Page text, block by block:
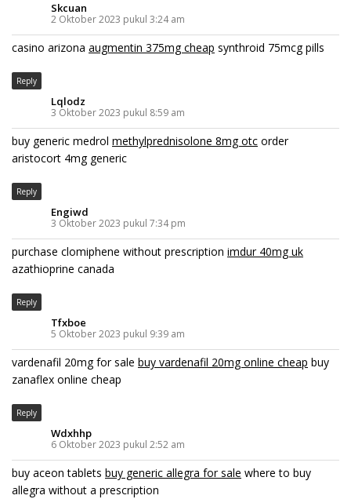
Skcuan
2 Oktober 2023 pukul 3:24 am
casino arizona augmentin 375mg cheap synthroid 75mcg pills
Reply
Lqlodz
3 Oktober 2023 pukul 8:59 am
buy generic medrol methylprednisolone 8mg otc order
aristocort 4mg generic
Reply
Engiwd
3 Oktober 2023 pukul 7:34 pm
purchase clomiphene without prescription imdur 40mg uk
azathioprine canada
Reply
Tfxboe
5 Oktober 2023 pukul 9:39 am
vardenafil 20mg for sale buy vardenafil 20mg online cheap buy
zanaflex online cheap
Reply
Wdxhhp
6 Oktober 2023 pukul 2:52 am
buy aceon tablets buy generic allegra for sale where to buy
allegra without a prescription